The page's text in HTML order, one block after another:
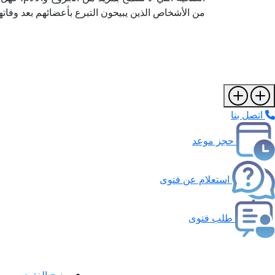
من الأشخاص الذين يبيحون التبرع بأعضائهم بعد
اتصل بنا
حجز موعد
استعلام عن فتوى
طلب فتوى